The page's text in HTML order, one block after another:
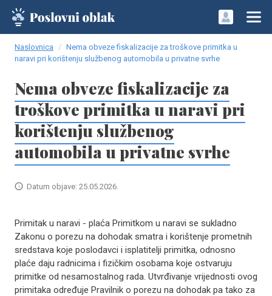
Naslovnica
Nema obveze fiskalizacije za troškove primitka u
naravi pri korištenju službenog automobila u privatne svrhe
Nema obveze fiskalizacije za
troškove primitka u naravi pri
korištenju službenog
automobila u privatne svrhe
Datum objave: 25.05.2026.
Primitak u naravi - plaća Primitkom u naravi se sukladno
Zakonu o porezu na dohodak smatra i korištenje prometnih
sredstava koje poslodavci i isplatitelji primitka, odnosno
plaće daju radnicima i fizičkim osobama koje ostvaruju
primitke od nesamostalnog rada. Utvrđivanje vrijednosti ovog
primitaka određuje Pravilnik o porezu na dohodak pa tako za